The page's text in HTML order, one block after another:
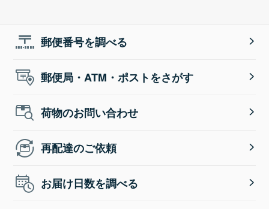
郵便番号を調べる
郵便局・ATM・ポストをさがす
荷物のお問い合わせ
再配達のご依頼
お届け日数を調べる